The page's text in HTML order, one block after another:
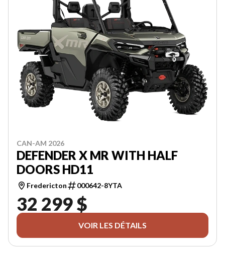
CAN-AM 2026
DEFENDER X MR WITH HALF
DOORS HD11
Fredericton 000642-8YTA
32 299 $
VOIR LES DÉTAILS